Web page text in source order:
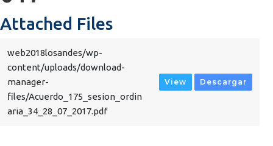
Attached Files
web2018losandes/wp-
content/uploads/download-
manager-
files/Acuerdo_175_sesion_ordin
aria_34_28_07_2017.pdf
View Descargar